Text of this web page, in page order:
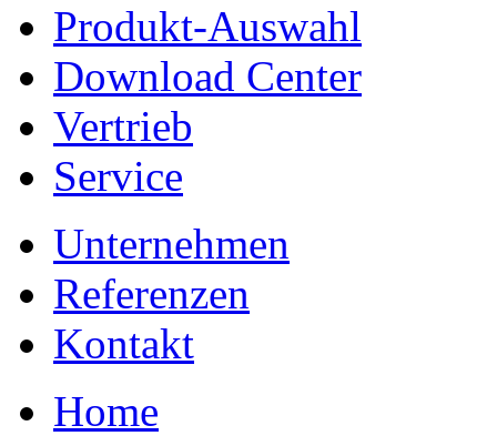
Produkt-Auswahl
Download Center
Vertrieb
Service
Unternehmen
Referenzen
Kontakt
Home